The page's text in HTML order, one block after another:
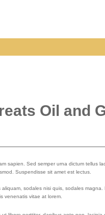
Oil and
sapien. Sed semper urna dictum tellus
Suspendisse sit amet est lectus.
sodales nisi quis, sodales
venenatis vitae at lorem.